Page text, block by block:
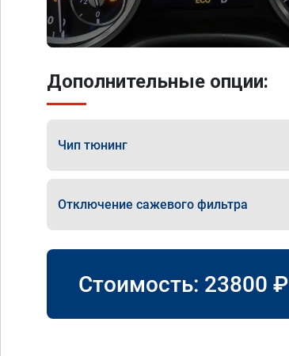
Дополнительные опции:
Чип тюнинг
Отключение сажевого фильтра
Стоимость: 23800 ₽